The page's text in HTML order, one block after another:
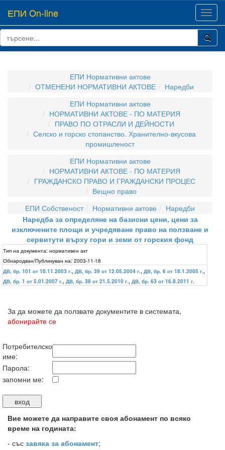
ЕПИ On-line
ЕПИ Нормативни актове
ОТМЕНЕНИ НОРМАТИВНИ АКТОВЕ
Наредби
ЕПИ Нормативни актове
НОРМАТИВНИ АКТОВЕ - ПО МАТЕРИЯ
ПРАВО ПО ОТРАСЛИ И ДЕЙНОСТИ
Селско и горско стопанство. Хранително-вкусова
промишленост
ЕПИ Нормативни актове
НОРМАТИВНИ АКТОВЕ - ПО МАТЕРИЯ
ГРАЖДАНСКО ПРАВО И ГРАЖДАНСКИ ПРОЦЕС
Вещно право
ЕПИ Собственост
Нормативни актове
Наредби
Наредба за определяне на базисни цени, цени за
изключените площи и учредяване право на ползване и
сервитути върху гори и земи от горския фонд
Тип на документа: нормативен акт
Обнародван/Публикуван на: 2003-11-18
ДВ, бр. 101 от 18.11.2003 г., ДВ, бр. 39 от 12.05.2004 г., ДВ, бр. 6 от 18.1.2005 г.,
ДВ, бр. 1 от 5.01.2007 г., ДВ, бр. 38 от 21.5.2010 г., ДВ, бр. 63 от 16.8.2011 г.
За да можете да ползвате документите в системата,
абонирайте се
Потребителско
име:
Парола:
запомни ме:
Вие можете да направите своя абонамент по всяко
време на годината:
- със завяка за абонамент;